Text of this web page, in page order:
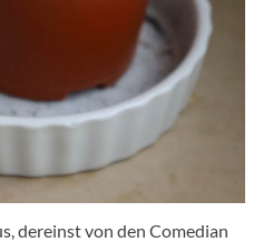
dereinst von den Comedian